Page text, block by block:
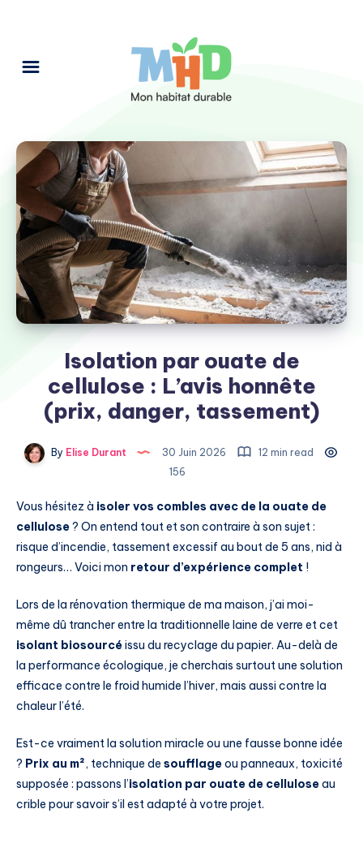
Isolation par ouate de
cellulose : L’avis honnête
(prix, danger, tassement)
By Elise Durant 30 Juin 2026
12 min read
156
Vous hésitez à isoler vos combles avec de la ouate de
cellulose? On entend tout et son contraire à son sujet :
risque d’incendie, tassement excessif au bout de 5 ans, nid à
rongeurs… Voici mon retour d’expérience complet !
Lors de la rénovation thermique de ma maison, j’ai moi-
même dû trancher entre la traditionnelle laine de verre et cet
isolant biosourcéissu du recyclage du papier. Au-delà de
la performance écologique, je cherchais surtout une solution
efficace contre le froid humide l’hiver, mais aussi contre la
chaleur l’été.
Est-ce vraiment la solution miracle ou une fausse bonne idée
? Prix au m², technique de soufflageou panneaux, toxicité
supposée : passons l’isolation par ouate de celluloseau
crible pour savoir s’il est adapté à votre projet.